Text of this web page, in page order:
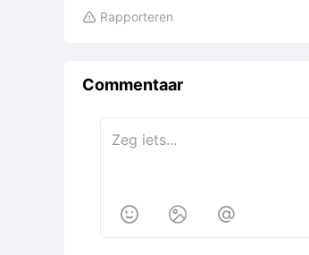
 Rapporteren
Commentaar
  